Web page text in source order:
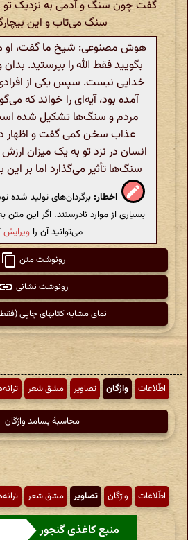
گفت چون سنگ و آدمی به نزدیک
سنگ می‌تاب و این
هوش مصنوعی: شیخ ما گفت،
بگویید فقط الله را بپرستید.
خدایی نیست. سپس یکی از
آمده بود، آیه‌ای را خواند که
مردم و سنگ‌ها تشکیل شده
عذاب سخن کمی گفت و
انسان در نزد تو به یک میزان
سنگ‌ها تأثیر می‌گذارد اما بر این
اخطار: برگردان‌های تولید
بسیاری از موارد نادرستند. اگر این
می‌توانید آن را ویرایش
رونوشت متن
رونوشت نشانی
نمای مشابه کتابهای چاپی (فقط
اطّلاعات واژگان تصاویر مشق شعر
محاسبهٔ بسامد واژگان
اطّلاعات واژگان تصاویر مشق شعر
منبع کاغذی گنجور